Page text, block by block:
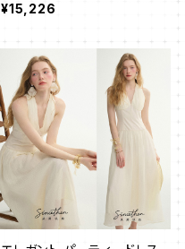
¥15,226